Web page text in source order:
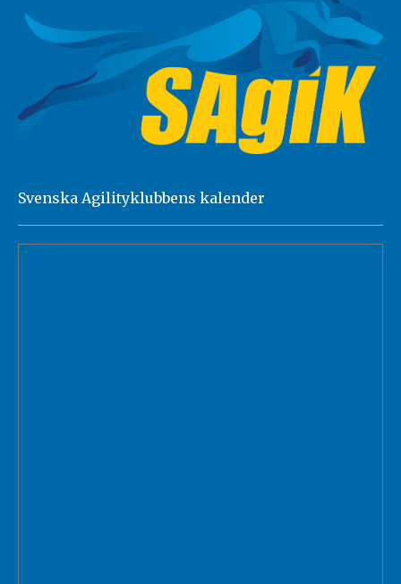
Svenska Agilityklubbens kalender